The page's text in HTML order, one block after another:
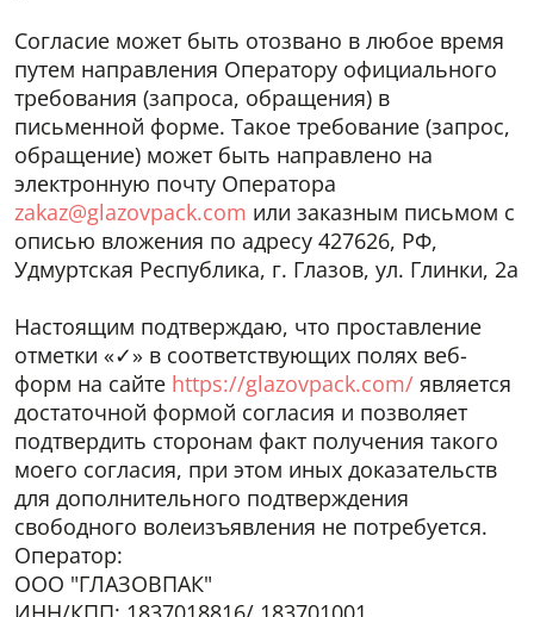
Согласие может быть отозвано в любое время
путем направления Оператору официального
требования (запроса, обращения) в
письменной форме. Такое требование (запрос,
обращение) может быть направлено на
электронную почту Оператора
zakaz@glazovpack.com или заказным письмом с
описью вложения по адресу 427626, РФ,
Удмуртская Республика, г. Глазов, ул. Глинки, 2а
Настоящим подтверждаю, что проставление
отметки «✓» в соответствующих полях веб-
форм на сайте https://glazovpack.com/ является
достаточной формой согласия и позволяет
подтвердить сторонам факт получения такого
моего согласия, при этом иных доказательств
для дополнительного подтверждения
свободного волеизъявления не потребуется.
Оператор:
ООО "ГЛАЗОВПАК"